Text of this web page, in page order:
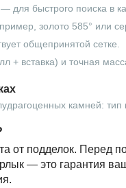
для быстрого поиска в
золото 585° или
общепринятой сетке.
+ вставка) и точная
камней:
от подделок. Перед
— это гарантия